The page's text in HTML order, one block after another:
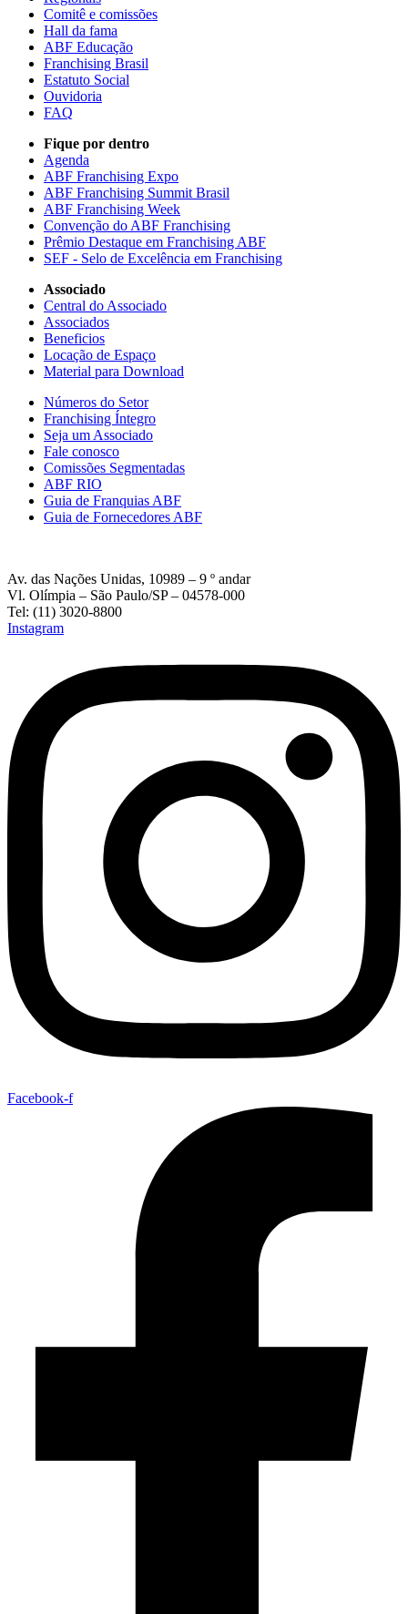
Comitê e comissões
Hall da fama
ABF Educação
Franchising Brasil
Estatuto Social
Ouvidoria
FAQ
Fique por dentro
Agenda
ABF Franchising Expo
ABF Franchising Summit Brasil
ABF Franchising Week
Convenção do ABF Franchising
Prêmio Destaque em Franchising ABF
SEF - Selo de Excelência em Franchising
Associado
Central do Associado
Associados
Beneficios
Locação de Espaço
Material para Download
Números do Setor
Franchising Íntegro
Seja um Associado
Fale conosco
Comissões Segmentadas
ABF RIO
Guia de Franquias ABF
Guia de Fornecedores ABF
Av. das Nações Unidas, 10989 – 9 º andar
Vl. Olímpia – São Paulo/SP – 04578-000
Tel: (11) 3020-8800
Instagram
Facebook-f